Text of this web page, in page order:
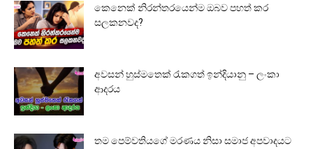
කෙනෙක් නිරන්තරයෙන්ම ඔබව පහත් කර
සලකනවද?
අවසන් හුස්මතෙක් රැකගත් ඉන්දියානු – ලංකා
ආදරය
තම පෙම්වතියගේ මරණය නිසා සමාජ අපවාදයට